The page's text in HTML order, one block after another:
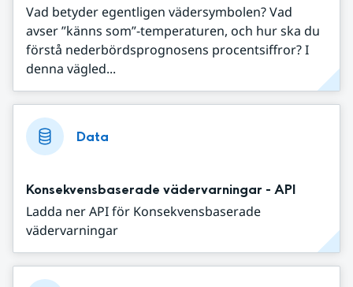
Vad betyder egentligen vädersymbolen? Vad
avser ”känns som”-temperaturen, och hur ska du
förstå nederbördsprognosens procentsiffror? I
denna vägled...
Data
Konsekvensbaserade vädervarningar - API
Ladda ner API för Konsekvensbaserade
vädervarningar